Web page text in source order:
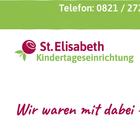
springen
Telefon: 0821 /
Wir waren mit dabei